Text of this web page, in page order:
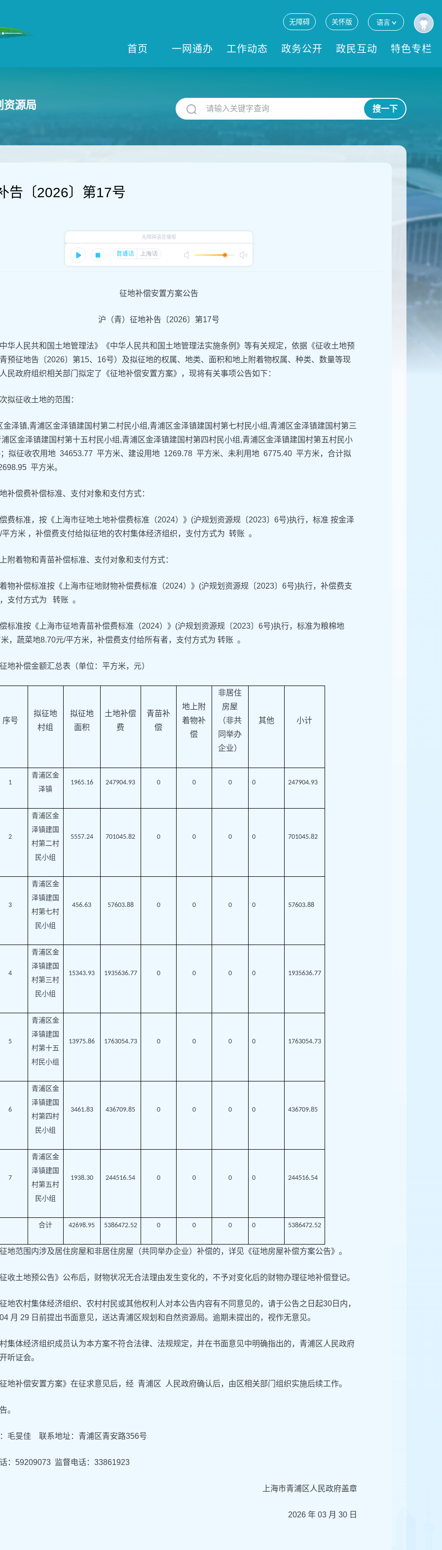
无障碍 关怀版 语言
首页 一网通办 工作动态 政务公开 政民互动 特色专栏
资源局 搜一下
告〔2026〕第17号
征地补偿安置方案公告
沪（青）征地补告〔2026〕第17号
华人民共和国土地管理法》《中华人民共和国土地管理法实施条例》等有关规定，依据《征收土地预
预征地告〔2026〕第15、16号）及拟征地的权属、地类、面积和地上附着物权属、种类、数量等现
民政府组织相关部门拟定了《征地补偿安置方案》，现将有关事项公告如下：
拟征收土地的范围：
泽镇,青浦区金泽镇建国村第二村民小组,青浦区金泽镇建国村第七村民小组,青浦区金泽镇建国村第三
区金泽镇建国村第十五村民小组,青浦区金泽镇建国村第四村民小组,青浦区金泽镇建国村第五村民小
拟征收农用地 34653.77 平方米、建设用地 1269.78 平方米、未利用地 6775.40 平方米，合计拟
平方米。
补偿费补偿标准、支付对象和支付方式：
费标准，按《上海市征地土地补偿费标准（2024）》(沪规划资源规〔2023〕6号)执行，标准 按金泽
方米 ，补偿费支付给拟征地的农村集体经济组织，支付方式为 转账 。
附着物和青苗补偿标准、支付对象和支付方式：
物补偿标准按《上海市征地财物补偿费标准（2024）》(沪规划资源规〔2023〕6号)执行，补偿费支
支付方式为 转账 。
标准按《上海市征地青苗补偿费标准（2024）》(沪规划资源规〔2023〕6号)执行，标准为粮棉地
，蔬菜地8.70元/平方米，补偿费支付给所有者，支付方式为 转账 。
地补偿金额汇总表（单位：平方米，元）
序号
拟征地
村组
拟征地
面积
土地补偿
费
青苗补
偿
地上附
着物补
偿
非居住
房屋
（非共
同举办
企业）
其他 小计
1
青浦区金
泽镇
1965.16 247904.93 0 0 0 0 247904.93
2
青浦区金
泽镇建国
村第二村
民小组
5557.24 701045.82 0 0 0 0 701045.82
3
青浦区金
泽镇建国
村第七村
民小组
456.63 57603.88 0 0 0 0 57603.88
4
青浦区金
泽镇建国
村第三村
民小组
15343.93 1935636.77 0 0 0 0 1935636.77
5
青浦区金
泽镇建国
村第十五
村民小组
13975.86 1763054.73 0 0 0 0 1763054.73
6
青浦区金
泽镇建国
村第四村
民小组
3461.83 436709.85 0 0 0 0 436709.85
7
青浦区金
泽镇建国
村第五村
民小组
1938.30 244516.54 0 0 0 0 244516.54
合计 42698.95 5386472.52 0 0 0 0 5386472.52
地范围内涉及居住房屋和非居住房屋（共同举办企业）补偿的，详见《征地房屋补偿方案公告》。
收土地预公告》公布后，财物状况无合法理由发生变化的，不予对变化后的财物办理征地补偿登记。
地农村集体经济组织、农村村民或其他权利人对本公告内容有不同意见的，请于公告之日起30日内，
月 29 日前提出书面意见，送达青浦区规划和自然资源局。逾期未提出的，视作无意见。
集体经济组织成员认为本方案不符合法律、法规规定，并在书面意见中明确指出的，青浦区人民政府
听证会。
地补偿安置方案》在征求意见后，经 青浦区 人民政府确认后，由区相关部门组织实施后续工作。
。
毛旻佳 联系地址：青浦区青安路356号
：59209073 监督电话：33861923
上海市青浦区人民政府盖章
2026 年 03 月 30 日